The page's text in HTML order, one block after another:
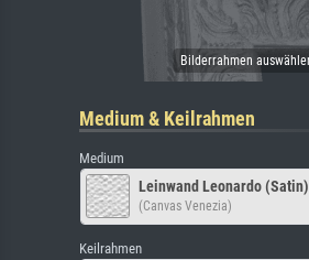
Medium & Keilrahmen
Medium
Leinwand Leonardo (Satin)
(Canvas Venezia)
Keilrahmen